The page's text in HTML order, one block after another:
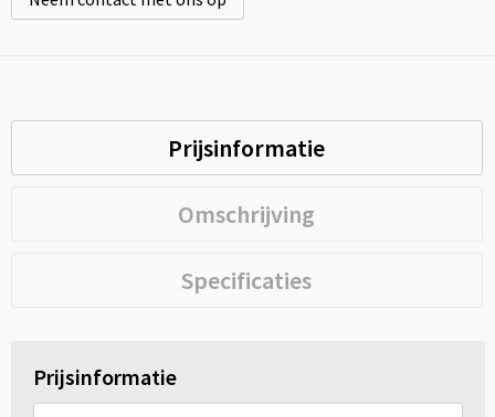
Prijsinformatie
Omschrijving
Specificaties
Prijsinformatie